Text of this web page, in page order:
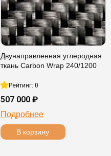
Двунаправленная углеродная
ткань Carbon Wrap 240/1200
Рейтинг: 0
507 000 ₽
Подробнее
В корзину